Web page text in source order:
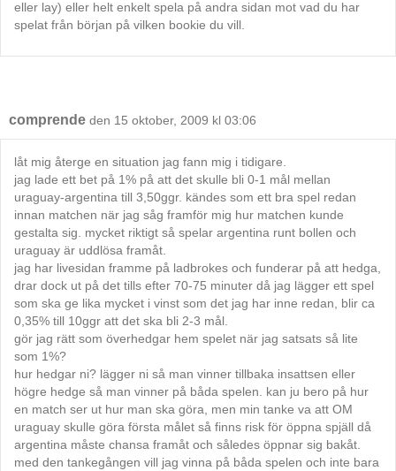
eller lay) eller helt enkelt spela på andra sidan mot vad du har
spelat från början på vilken bookie du vill.
comprende den 15 oktober, 2009 kl 03:06
låt mig återge en situation jag fann mig i tidigare.
jag lade ett bet på 1% på att det skulle bli 0-1 mål mellan
uraguay-argentina till 3,50ggr. kändes som ett bra spel redan
innan matchen när jag såg framför mig hur matchen kunde
gestalta sig. mycket riktigt så spelar argentina runt bollen och
uraguay är uddlösa framåt.
jag har livesidan framme på ladbrokes och funderar på att hedga,
drar dock ut på det tills efter 70-75 minuter då jag lägger ett spel
som ska ge lika mycket i vinst som det jag har inne redan, blir ca
0,35% till 10ggr att det ska bli 2-3 mål.
gör jag rätt som överhedgar hem spelet när jag satsats så lite
som 1%?
hur hedgar ni? lägger ni så man vinner tillbaka insattsen eller
högre hedge så man vinner på båda spelen. kan ju bero på hur
en match ser ut hur man ska göra, men min tanke va att OM
uraguay skulle göra första målet så finns risk för öppna spjäll då
argentina måste chansa framåt och således öppnar sig bakåt.
med den tankegången vill jag vinna på båda spelen och inte bara